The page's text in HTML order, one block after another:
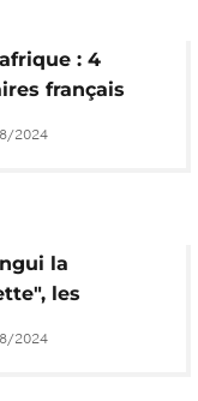
: 4
français
à Bangui
2024
la
les
font les
2024